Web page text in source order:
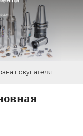
покупателя